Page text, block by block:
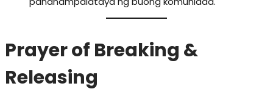
Prayer of Breaking &
Releasing